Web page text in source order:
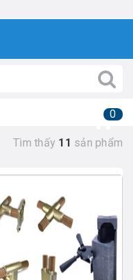
0
Tìm thấy 11 sản phẩm